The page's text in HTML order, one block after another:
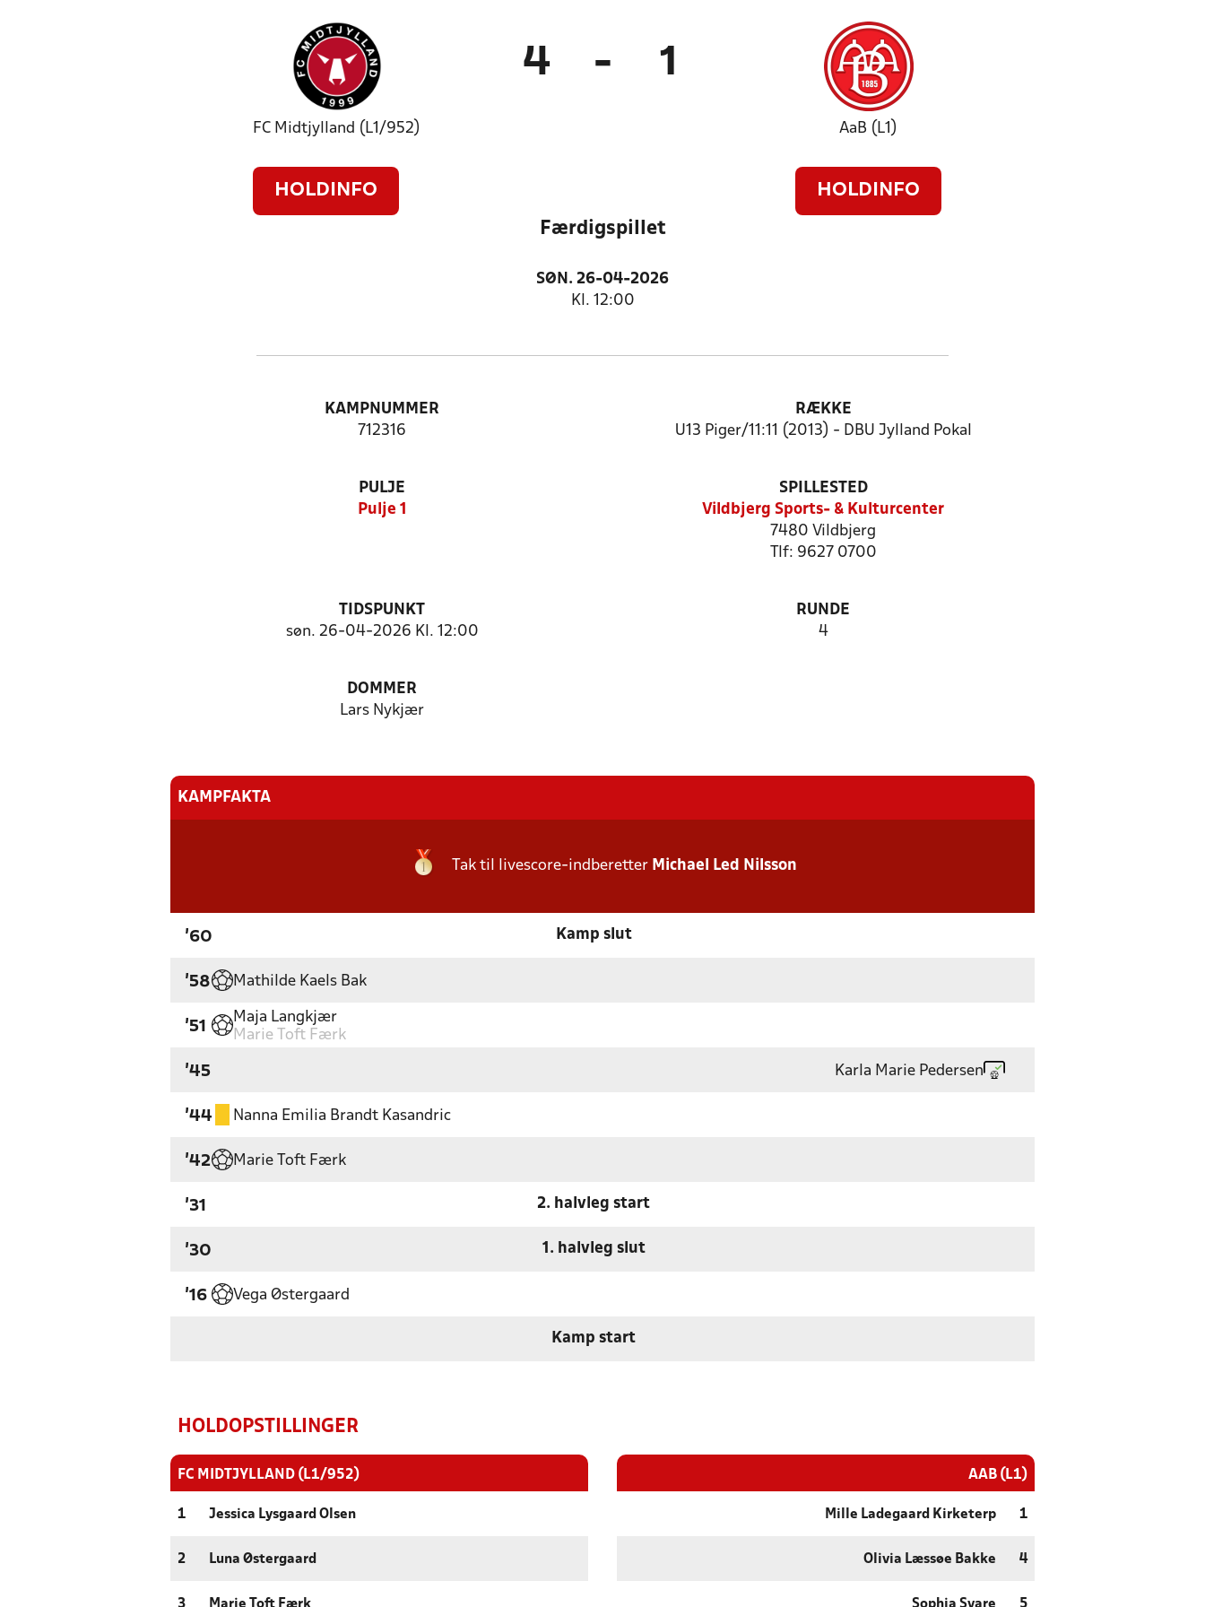
FC Midtjylland (L1/952)
HOLDINFO
4 - 1
AaB (L1)
HOLDINFO
Færdigspillet
SØN. 26-04-2026
Kl. 12:00
KAMPNUMMER
712316
RÆKKE
U13 Piger/11:11 (2013) - DBU Jylland Pokal
PULJE
Pulje 1
SPILLESTED
Vildbjerg Sports- & Kulturcenter
7480 Vildbjerg
Tlf: 9627 0700
TIDSPUNKT
søn. 26-04-2026 Kl. 12:00
RUNDE
4
DOMMER
Lars Nykjær
KAMPFAKTA
Tak til livescore-indberetter Michael Led Nilsson
'60 Kamp slut
'58 Mathilde Kaels Bak
'51
Maja Langkjær
Marie Toft Færk
'45 Karla Marie Pedersen
'44 Nanna Emilia Brandt Kasandric
'42 Marie Toft Færk
'31 2. halvleg start
'30 1. halvleg slut
'16 Vega Østergaard
Kamp start
HOLDOPSTILLINGER
FC MIDTJYLLAND (L1/952)
1 Jessica Lysgaard Olsen
2 Luna Østergaard
AAB (L1)
Mille Ladegaard Kirketerp 1
Olivia Læssøe Bakke 4